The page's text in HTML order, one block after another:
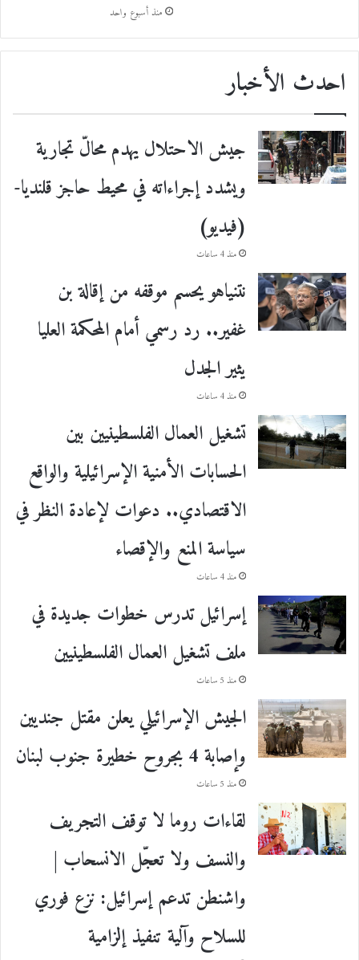
منذ أسبوع واحد
احدث الأخبار
جيش الاحتلال يهدم محالّ تجارية
ويشدد إجراءاته في محيط حاجز قلنديا-
(فيديو)
منذ 4 ساعات
نتنياهو يحسم موقفه من إقالة بن
غفير.. رد رسمي أمام المحكمة العليا
يثير الجدل
منذ 4 ساعات
تشغيل العمال الفلسطينيين بين
الحسابات الأمنية الإسرائيلية والواقع
الاقتصادي.. دعوات لإعادة النظر في
سياسة المنع والإقصاء
منذ 4 ساعات
إسرائيل تدرس خطوات جديدة في
ملف تشغيل العمال الفلسطينيين
منذ 5 ساعات
الجيش الإسرائيلي يعلن مقتل جنديين
وإصابة 4 بجروح خطيرة جنوب لبنان
منذ 5 ساعات
لقاءات روما لا توقف التجريف
والنسف ولا تعجّل الانسحاب |
واشنطن تدعم إسرائيل: نزع فوري
للسلاح وآلية تنفيذ إلزامية